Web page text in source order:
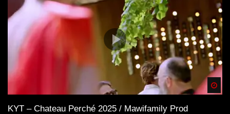
KYT – Chateau Perché 2025 / Mawifamily Prod